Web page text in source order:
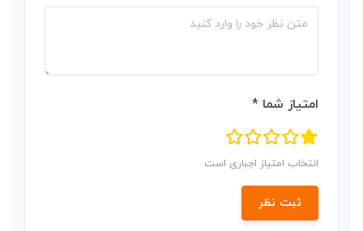
امتیاز شما *
انتخاب امتیاز اجباری است
ثبت نظر